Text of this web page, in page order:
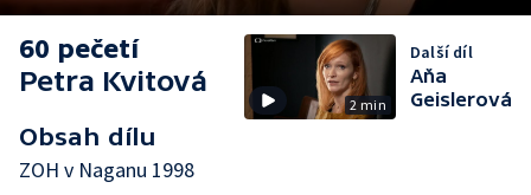
60 pečetí
Petra Kvitová
Obsah dílu
ZOH v Naganu 1998
2 min
Další díl
Aňa
Geislerová